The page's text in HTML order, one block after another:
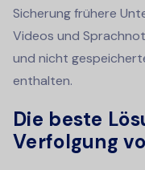
Sicherung frühere
Videos und
und nicht
enthalten.
Die beste
Verfolgung